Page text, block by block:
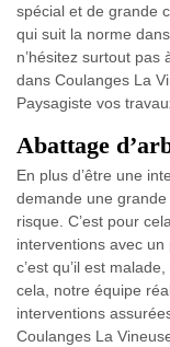
spécial et de grande
qui suit la norme
n’hésitez surtout pas
dans Coulanges La
Paysagiste vos
Abattage
En plus d’être une
demande une
risque. C’est pour
interventions avec
c’est qu’il est
cela, notre équipe
interventions
Coulanges La